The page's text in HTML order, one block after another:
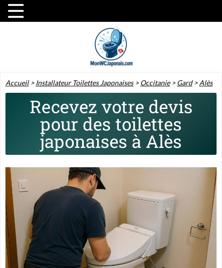
Accueil>Installateur Toilettes Japonaises>Occitanie>Gard>Alès
Recevez votre devis
pour des toilettes
japonaises à Alès